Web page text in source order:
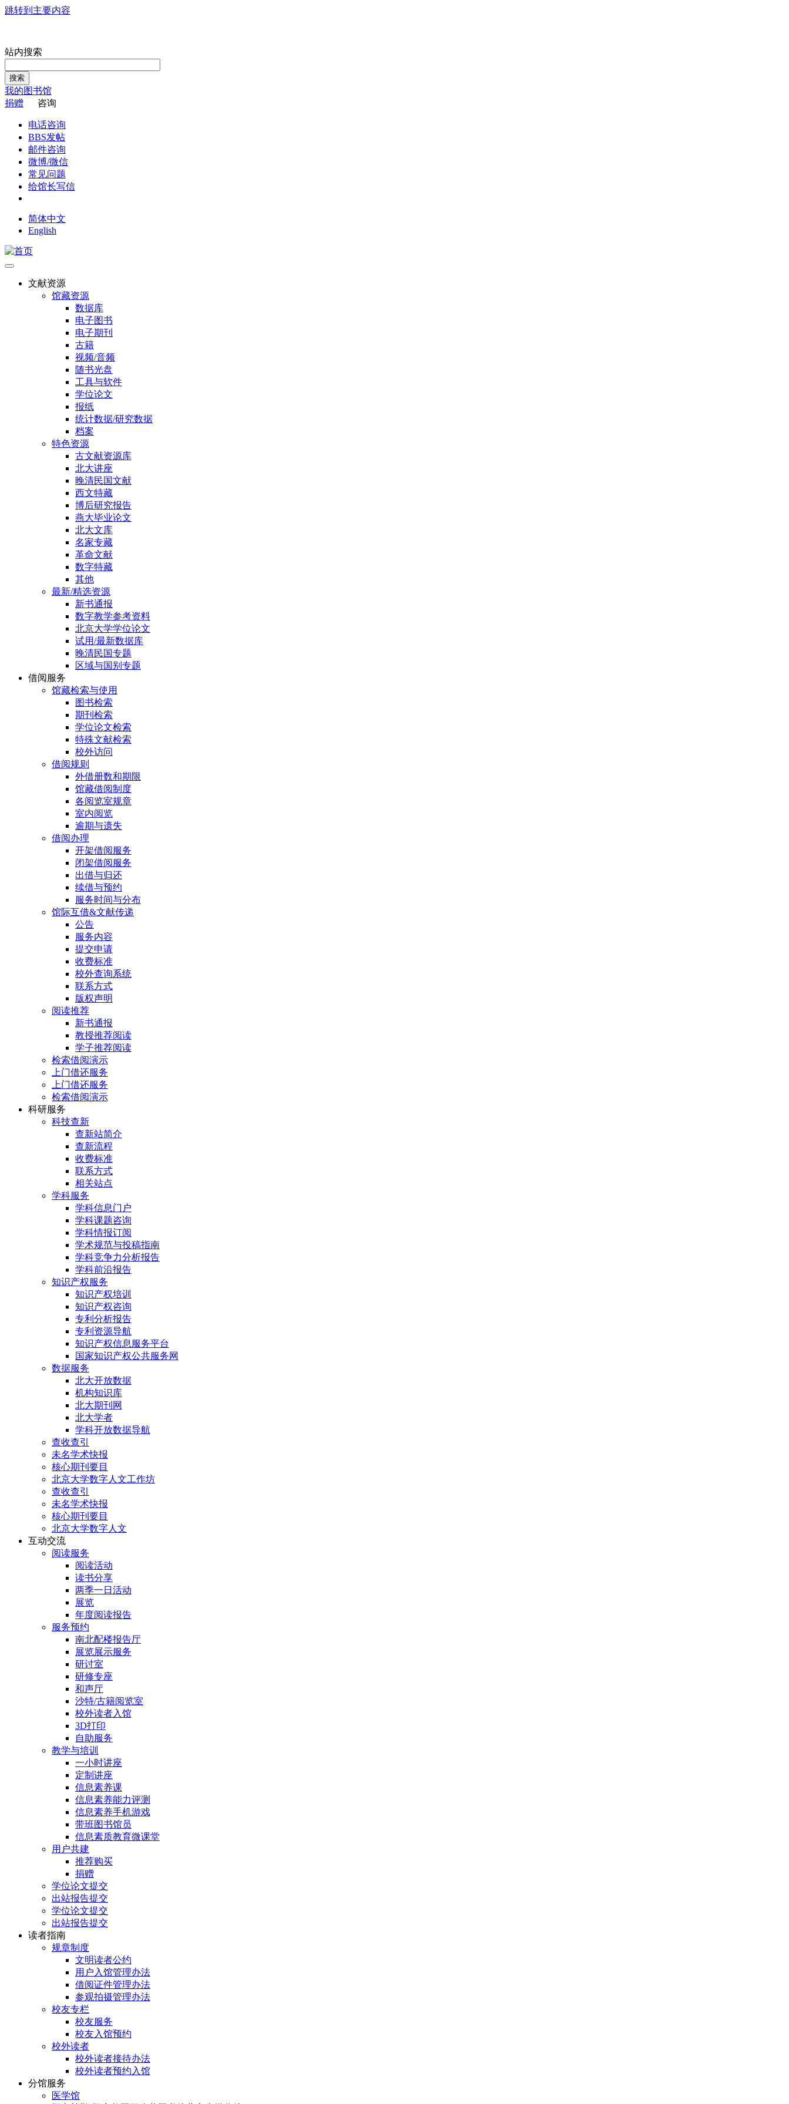
跳转到主要内容
站内搜索
搜索
我的图书馆
捐赠
咨询
电话咨询
BBS发帖
邮件咨询
微博/微信
常见问题
给馆长写信
简体中文
English
文献资源
馆藏资源
数据库
电子图书
电子期刊
古籍
视频/音频
随书光盘
工具与软件
学位论文
报纸
统计数据/研究数据
档案
特色资源
古文献资源库
北大讲座
晚清民国文献
西文特藏
博后研究报告
燕大毕业论文
北大文库
名家专藏
革命文献
数字特藏
其他
最新/精选资源
新书通报
数字教学参考资料
北京大学学位论文
试用/最新数据库
晚清民国专题
区域与国别专题
借阅服务
馆藏检索与使用
图书检索
期刊检索
学位论文检索
特殊文献检索
校外访问
借阅规则
外借册数和期限
馆藏借阅制度
各阅览室规章
室内阅览
逾期与遗失
借阅办理
开架借阅服务
闭架借阅服务
出借与归还
续借与预约
服务时间与分布
馆际互借&文献传递
公告
服务内容
提交申请
收费标准
校外查询系统
联系方式
版权声明
阅读推荐
新书通报
教授推荐阅读
学子推荐阅读
检索借阅演示
上门借还服务
上门借还服务
检索借阅演示
科研服务
科技查新
查新站简介
查新流程
收费标准
联系方式
相关站点
学科服务
学科信息门户
学科课题咨询
学科情报订阅
学术规范与投稿指南
学科竞争力分析报告
学科前沿报告
知识产权服务
知识产权培训
知识产权咨询
专利分析报告
专利资源导航
知识产权信息服务平台
国家知识产权公共服务网
数据服务
北大开放数据
机构知识库
北大期刊网
北大学者
学科开放数据导航
查收查引
未名学术快报
核心期刊要目
北京大学数字人文工作坊
查收查引
未名学术快报
核心期刊要目
北京大学数字人文
互动交流
阅读服务
阅读活动
读书分享
两季一日活动
展览
年度阅读报告
服务预约
南北配楼报告厅
展览展示服务
研讨室
研修专座
和声厅
沙特/古籍阅览室
校外读者入馆
3D打印
自助服务
教学与培训
一小时讲座
定制讲座
信息素养课
信息素养能力评测
信息素养手机游戏
带班图书馆员
信息素质教育微课堂
用户共建
推荐购买
捐赠
学位论文提交
出站报告提交
学位论文提交
出站报告提交
读者指南
规章制度
文明读者公约
用户入馆管理办法
借阅证件管理办法
参观拍摄管理办法
校友专栏
校友服务
校友入馆预约
校外读者
校外读者接待办法
校外读者预约入馆
分馆服务
医学馆